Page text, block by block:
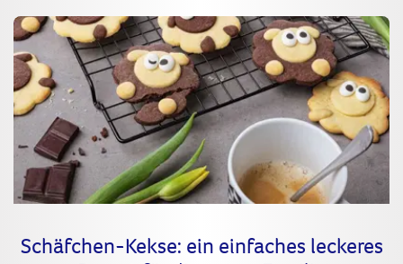
Schäfchen-Kekse: ein einfaches leckeres